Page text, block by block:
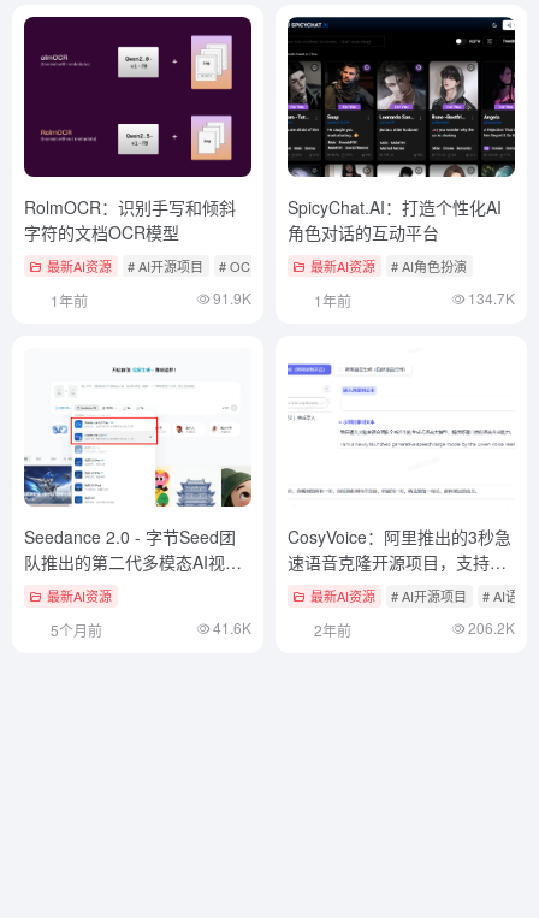
RolmOCR：识别手写和倾斜
字符的文档OCR模型
最新AI资源 # AI开源项目 # OCR
1年前 91.9K
SpicyChat.AI：打造个性化AI
角色对话的互动平台
最新AI资源 # AI角色扮演
1年前 134.7K
Seedance 2.0 - 字节Seed团
队推出的第二代多模态AI视频
生成模型
最新AI资源
5个月前 41.6K
CosyVoice：阿里推出的3秒急
速语音克隆开源项目，支持情
感控制标签
最新AI资源 # AI开源项目 # AI语音
2年前 206.2K